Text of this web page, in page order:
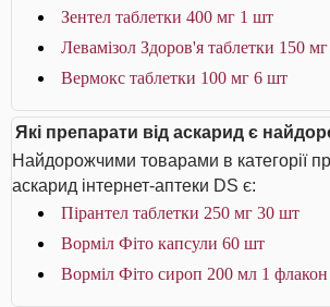
Зентел таблетки 400 мг 1 шт
Левамізол Здоров'я таблетки 150
Вермокс таблетки 100 мг 6 шт
Які препарати від аскарид є
Найдорожчими товарами в категорії
аскарид інтернет-аптеки DS є:
Пірантел таблетки 250 мг 30 шт
Ворміл Фіто капсули 60 шт
Ворміл Фіто сироп 200 мл 1 флакон